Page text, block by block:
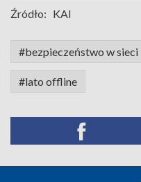
Źródło: KAI
#bezpieczeństwo w sieci
#lato offline